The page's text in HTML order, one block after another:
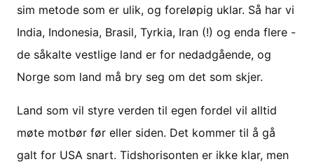
sim metode som er ulik, og foreløpig uklar. Så har vi
India, Indonesia, Brasil, Tyrkia, Iran (!) og enda flere -
de såkalte vestlige land er for nedadgående, og
Norge som land må bry seg om det som skjer.
Land som vil styre verden til egen fordel vil alltid
møte motbør før eller siden. Det kommer til å gå
galt for USA snart. Tidshorisonten er ikke klar, men